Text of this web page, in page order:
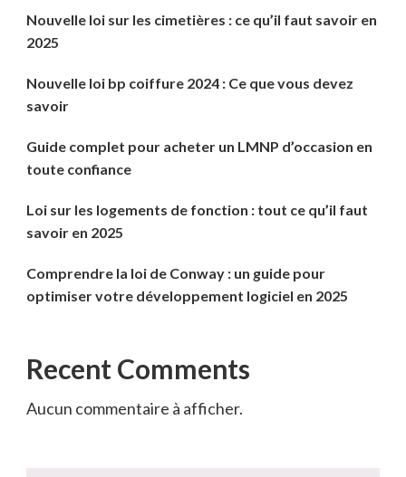
Nouvelle loi sur les cimetières : ce qu’il faut savoir en
2025
Nouvelle loi bp coiffure 2024 : Ce que vous devez
savoir
Guide complet pour acheter un LMNP d’occasion en
toute confiance
Loi sur les logements de fonction : tout ce qu’il faut
savoir en 2025
Comprendre la loi de Conway : un guide pour
optimiser votre développement logiciel en 2025
Recent Comments
Aucun commentaire à afficher.